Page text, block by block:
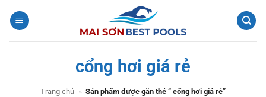
qua
cổng hơi giá rẻ
Trang chủ » Sản phẩm được gắn thẻ “ cổng hơi giá rẻ”